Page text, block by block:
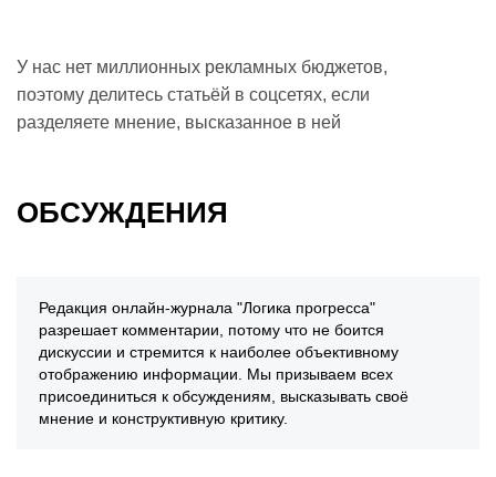
У нас нет миллионных рекламных бюджетов,
поэтому делитесь статьёй в соцсетях, если
разделяете мнение, высказанное в ней
ОБСУЖДЕНИЯ
Редакция онлайн-журнала "Логика прогресса"
разрешает комментарии, потому что не боится
дискуссии и стремится к наиболее объективному
отображению информации. Мы призываем всех
присоединиться к обсуждениям, высказывать своё
мнение и конструктивную критику.